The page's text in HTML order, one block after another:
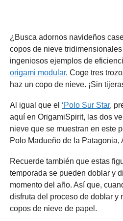
¿Busca adornos navideños
copos de nieve
ingeniosos ejemplos de
origami modular. Coge tres
haz un copo de nieve. ¡Sin
Al igual que el ‘Polo Sur Star,
aquí en OrigamiSpirit, las dos
nieve que se muestran en este
Polo Madueño de la Patagonia,
Recuerde también que estas
temporada se pueden doblar y
momento del año. Así que,
disfruta del proceso de doblar y
copos de nieve de papel.